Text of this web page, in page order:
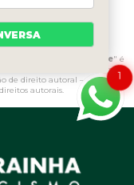
para Jardim Alphaville" é
citando nossos links, é
de direito autoral – artigo 184
autorais.
1